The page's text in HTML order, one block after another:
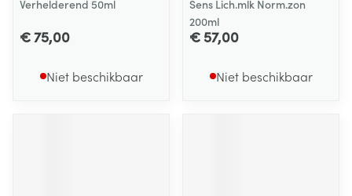
Verhelderend 50ml
€ 75,00
Niet beschikbaar
Sens Lich.mlk Norm.zon
200ml
€ 57,00
Niet beschikbaar